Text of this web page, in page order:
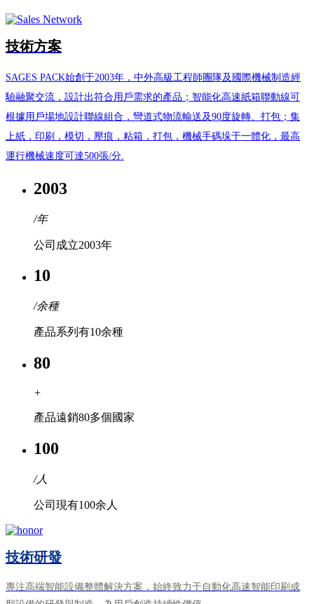
技術方案
SAGES PACK始創于2003年，中外高級工程師團隊及國際機械制造經
驗融聚交流，設計出符合用戶需求的產品；智能化高速紙箱聯動線可
根據用戶場地設計聯線組合，彎道式物流輸送及90度旋轉、打包；集
上紙，印刷，模切，壓痕，粘箱，打包，機械手碼垛于一體化，最高
運行機械速度可達500張/分.
2003
/年
公司成立2003年
10
/余種
產品系列有10余種
80
+
產品遠銷80多個國家
100
/人
公司現有100余人
技術研發
專注高端智能設備整體解決方案，始終致力于自動化高速智能印刷成